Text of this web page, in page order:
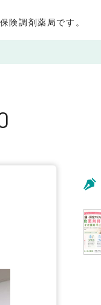
険調剤薬局です。